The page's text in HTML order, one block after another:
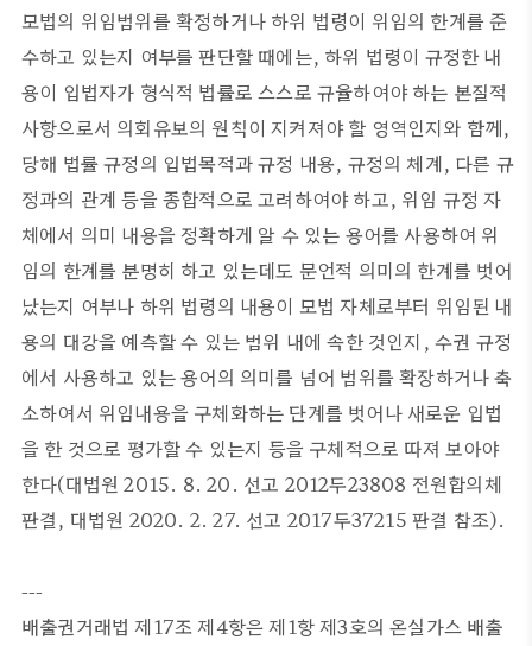
모법의 위임범위를 확정하거나 하위 법령이 위임의 한계를 준
수하고 있는지 여부를 판단할 때에는, 하위 법령이 규정한 내
용이 입법자가 형식적 법률로 스스로 규율하여야 하는 본질적
사항으로서 의회유보의 원칙이 지켜져야 할 영역인지와 함께,
당해 법률 규정의 입법목적과 규정 내용, 규정의 체계, 다른 규
정과의 관계 등을 종합적으로 고려하여야 하고, 위임 규정 자
체에서 의미 내용을 정확하게 알 수 있는 용어를 사용하여 위
임의 한계를 분명히 하고 있는데도 문언적 의미의 한계를 벗어
났는지 여부나 하위 법령의 내용이 모법 자체로부터 위임된 내
용의 대강을 예측할 수 있는 범위 내에 속한 것인지, 수권 규정
에서 사용하고 있는 용어의 의미를 넘어 범위를 확장하거나 축
소하여서 위임내용을 구체화하는 단계를 벗어나 새로운 입법
을 한 것으로 평가할 수 있는지 등을 구체적으로 따져 보아야
한다(대법원 2015. 8. 20. 선고 2012두23808 전원합의체
판결, 대법원 2020. 2. 27. 선고 2017두37215 판결 참조).
---
배출권거래법 제17조 제4항은 제1항 제3호의 온실가스 배출